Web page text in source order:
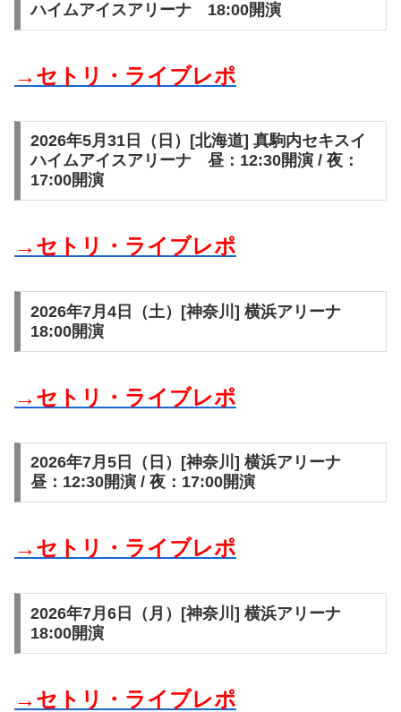
ハイムアイスアリーナ 18:00開演
→セトリ・ライブレポ
2026年5月31日（日）[北海道] 真駒内セキスイ
ハイムアイスアリーナ 昼：12:30開演 / 夜：
17:00開演
→セトリ・ライブレポ
2026年7月4日（土）[神奈川] 横浜アリーナ
18:00開演
→セトリ・ライブレポ
2026年7月5日（日）[神奈川] 横浜アリーナ
昼：12:30開演 / 夜：17:00開演
→セトリ・ライブレポ
2026年7月6日（月）[神奈川] 横浜アリーナ
18:00開演
→セトリ・ライブレポ